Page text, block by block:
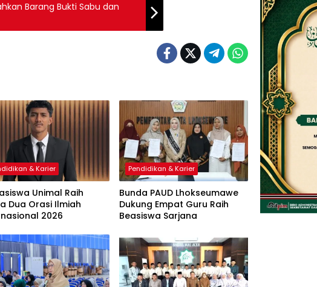
Barang Bukti Sabu dan
& Karier
Unimal Raih
Dua Orasi Ilmiah
2026
Pendidikan & Karier
Bunda PAUD Lhokseumawe
Dukung Empat Guru Raih
Beasiswa Sarjana